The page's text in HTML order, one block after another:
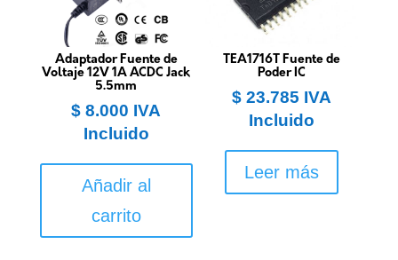
Adaptador Fuente de
Voltaje 12V 1A ACDC Jack
5.5mm
$ 8.000 IVA
Incluido
Añadir al
carrito
TEA1716T Fuente de
Poder IC
$ 23.785 IVA
Incluido
Leer más